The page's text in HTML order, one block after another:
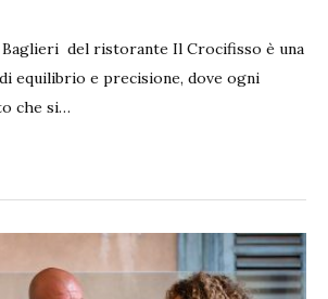
Baglieri del ristorante Il Crocifisso è una
equilibrio e precisione, dove ogni
che si…